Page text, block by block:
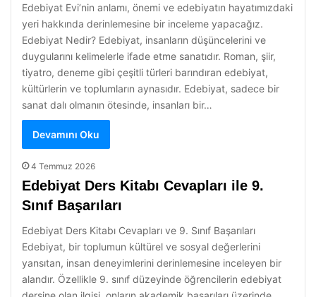
Edebiyat Evi’nin anlamı, önemi ve edebiyatın hayatımızdaki
yeri hakkında derinlemesine bir inceleme yapacağız.
Edebiyat Nedir? Edebiyat, insanların düşüncelerini ve
duygularını kelimelerle ifade etme sanatıdır. Roman, şiir,
tiyatro, deneme gibi çeşitli türleri barındıran edebiyat,
kültürlerin ve toplumların aynasıdır. Edebiyat, sadece bir
sanat dalı olmanın ötesinde, insanları bir…
Devamını Oku
4 Temmuz 2026
Edebiyat Ders Kitabı Cevapları ile 9.
Sınıf Başarıları
Edebiyat Ders Kitabı Cevapları ve 9. Sınıf Başarıları
Edebiyat, bir toplumun kültürel ve sosyal değerlerini
yansıtan, insan deneyimlerini derinlemesine inceleyen bir
alandır. Özellikle 9. sınıf düzeyinde öğrencilerin edebiyat